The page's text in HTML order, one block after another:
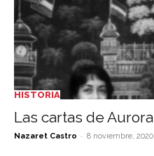
HISTORIA
Las cartas de Aurora
Nazaret Castro - 8 noviembre, 2020